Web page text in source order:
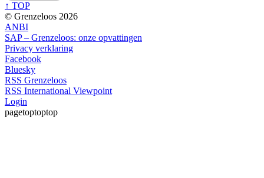
↑ TOP
© Grenzeloos 2026
ANBI
SAP – Grenzeloos: onze opvattingen
Privacy verklaring
Facebook
Bluesky
RSS Grenzeloos
RSS International Viewpoint
Login
pagetoptoptop